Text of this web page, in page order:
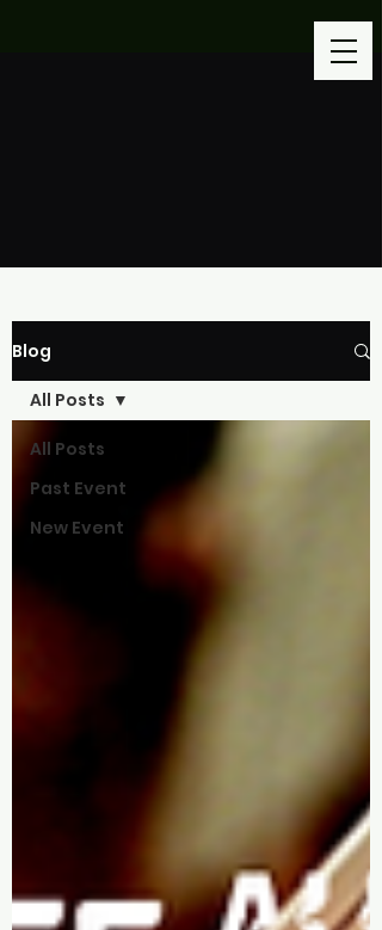
Blog
All Posts
Past Event
New Event
All Posts